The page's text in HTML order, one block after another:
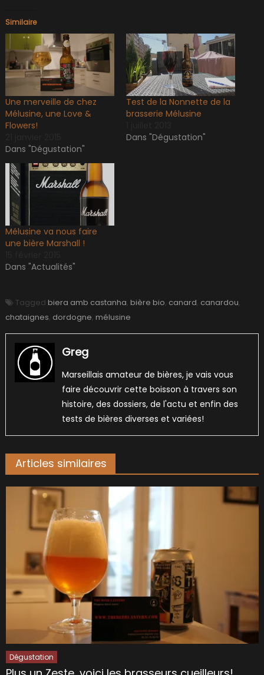
Similaire
Une merveille de chez
Mélusine, une Love &
Flowers!
Dans "Dégustation"
Test de la Nonnette de la
brasserie Mélusine
Dans "Dégustation"
Mélusine va nous faire
une bière Marshall !
Dans "Actualités"
Tagged biera amb castanha, bière bio, canard, canardou,
chataignes, dordogne, mélusine
Greg
Marseillais amateur de bières, je vais vous
faire découvrir cette boisson à travers son
histoire, des dossiers, de l'actu et enfin des
tests de bières diverses et variées!
Articles similaires
Dégustation